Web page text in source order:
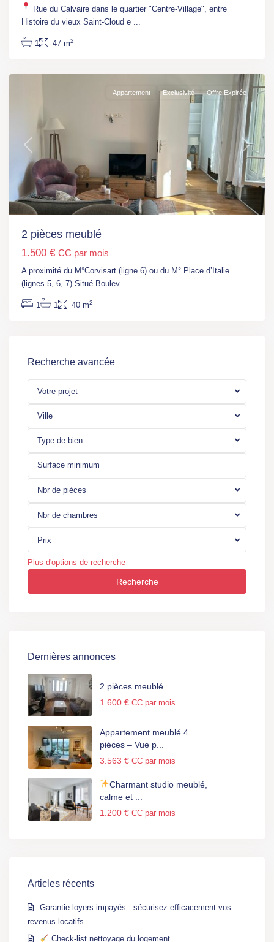
Rue du Calvaire dans le quartier "Centre-Village", entre
Histoire du vieux Saint-Cloud e ...
1 47 m2
M°Corvisart
(L6),
Paris
Previous Next
Appartement Exclusivité Offre Expirée
2 pièces meublé
1.500 € CC par mois
A proximité du M°Corvisart (ligne 6) ou du M° Place d’Italie
(lignes 5, 6, 7) Situé Boulev ...
1 1 40 m2
Recherche avancée
Votre projet
Ville
Type de bien
Nbr de pièces
Nbr de chambres
Prix
Plus d'options de recherche
Recherche
Dernières annonces
2 pièces meublé
1.600 € CC par mois
Appartement meublé 4
pièces – Vue p...
3.563 € CC par mois
Charmant studio meublé,
calme et ...
1.200 € CC par mois
Articles récents
Garantie loyers impayés : sécurisez efficacement vos
revenus locatifs
Check-list nettoyage du logement